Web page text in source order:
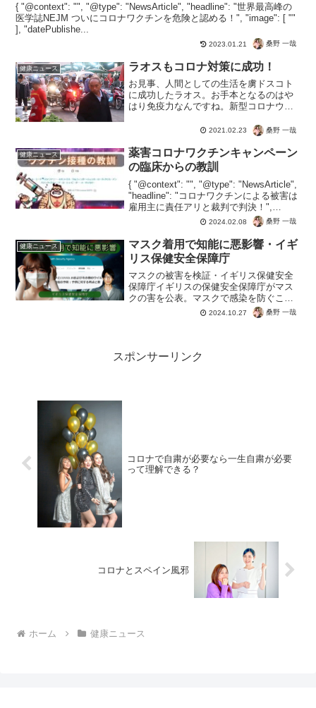
{ "@context": "", "@type": "NewsArticle", "headline": "世界最高峰の
医学誌NEJM ついにコロナワクチンを危険と認める！", "image": [ ""
], "datePublishe...
2023.01.21 桑野 一哉
健康ニュース ラオスもコロナ対策に成功！
お見事、人間としての生活を虜ドスコト
に成功したラオス。お手本となるのはや
はり免疫力なんですね。新型コロナウイ
しょう。マスクして、緊急事態にして、
れでも戻らないとアナウン...
2021.02.23 桑野 一哉
健康ニュース
薬害コロナワクチンキャンペーン
の臨床からの教訓
{ "@context": "", "@type": "NewsArticle",
"headline": "コロナワクチンによる被害は
雇用主に責任アリと裁判で判決！",
"image": [ "" ], "datePublished": ...
2024.02.08 桑野 一哉
健康ニュース
マスク着用で知能に悪影響・イギ
リス保健安全保障庁
マスクの被害を検証・イギリス保健安全
保障庁イギリスの保健安全保障庁がマス
クの害を公表。マスクで感染を防ぐこと
ができなかったのは、日本が証拠です
ね。無意味ならまだしも、子どもにとっ
2024.10.27 桑野 一哉
スポンサーリンク
コロナで自粛が必要なら一生自粛が必要
って理解できる？
コロナとスペイン風邪
ホーム 健康ニュース